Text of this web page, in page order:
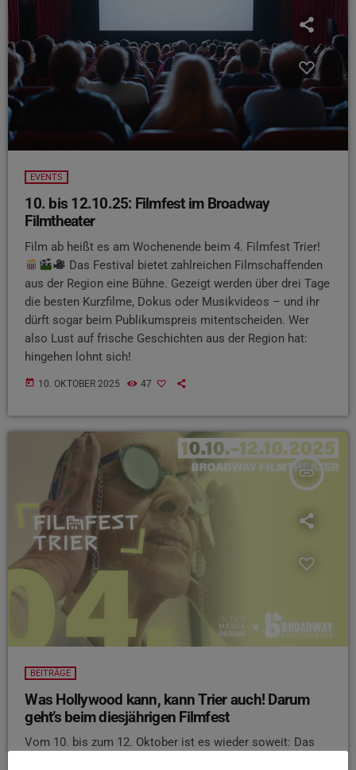
EVENTS
10. bis 12.10.25: Filmfest im Broadway
Filmtheater
Film ab heißt es am Wochenende beim 4. Filmfest Trier!
Das Festival bietet zahlreichen Filmschaffenden
aus der Region eine Bühne. Gezeigt werden über drei Tage
die besten Kurzfilme, Dokus oder Musikvideos – und ihr
dürft sogar beim Publikumspreis mitentscheiden. Wer
also Lust auf frische Geschichten aus der Region hat:
hingehen lohnt sich!
today 10. OKTOBER 2025 47
insert_link
BEITRÄGE
Was Hollywood kann, kann Trier auch! Darum
geht’s beim diesjährigen Filmfest
Vom 10. bis zum 12. Oktober ist es wieder soweit: Das